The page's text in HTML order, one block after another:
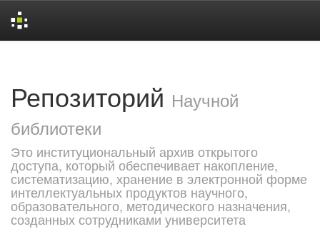
Репозиторий Научной
библиотеки
Это институциональный архив открытого
доступа, который обеспечивает накопление,
систематизацию, хранение в электронной форме
интеллектуальных продуктов научного,
образовательного, методического назначения,
созданных сотрудниками университета